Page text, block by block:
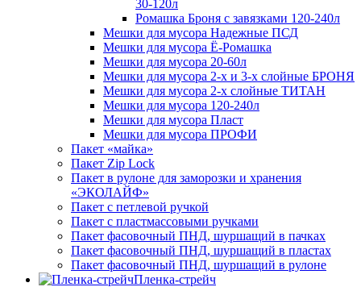
30-120л
Ромашка Броня с завязками 120-240л
Мешки для мусора Надежные ПСД
Мешки для мусора Ё-Ромашка
Мешки для мусора 20-60л
Мешки для мусора 2-х и 3-х слойные БРОНЯ
Мешки для мусора 2-х слойные ТИТАН
Мешки для мусора 120-240л
Мешки для мусора Пласт
Мешки для мусора ПРОФИ
Пакет «майка»
Пакет Zip Lock
Пакет в рулоне для заморозки и хранения
«ЭКОЛАЙФ»
Пакет с петлевой ручкой
Пакет с пластмассовыми ручками
Пакет фасовочный ПНД, шуршащий в пачках
Пакет фасовочный ПНД, шуршащий в пластах
Пакет фасовочный ПНД, шуршащий в рулоне
Пленка-стрейч